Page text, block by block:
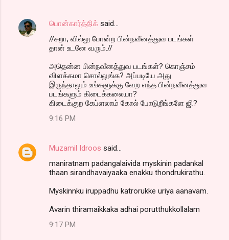
பொன்கார்த்திக் said…
//சுறா, வில்லு போன்ற பின்நவீனத்துவ படங்கள்
தான் உடனே வரும்.//
அதென்ன பின்நவீனத்துவ படங்கள்? கொஞ்சம்
விளக்கமா சொல்லுங்க? அப்படியே அது
இருந்தாலும் உங்களுக்கு வேற எந்த பின்நவீனத்துவ
படங்களும் கிடைக்கலையா?
கிடைக்குற கேப்ளலாம் கோல் போடுறீங்களே ஜி?
9:16 PM
Muzamil Idroos said…
maniratnam padangalaivida myskinin padankal
thaan sirandhavaiyaaka enakku thondrukirathu.
Myskinnku iruppadhu katrorukke uriya aanavam.
Avarin thiramaikkaka adhai porutthukkollalam
9:17 PM